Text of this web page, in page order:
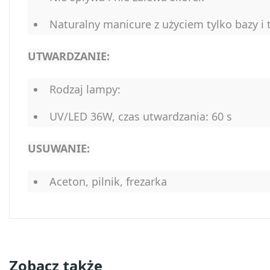
Naturalny manicure z użyciem tylko bazy i
UTWARDZANIE:
Rodzaj lampy:
UV/LED 36W, czas utwardzania: 60 s
USUWANIE:
Aceton, pilnik, frezarka
Zobacz także